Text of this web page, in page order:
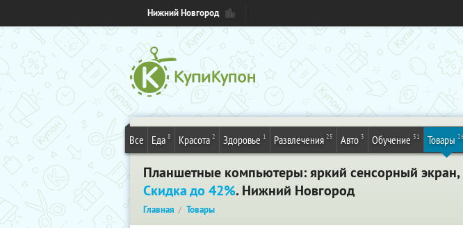
Нижний Новгород
Все Еда 8 Красота 2 Здоровье 1 Развлечения 25 Авто 3 Обучение 31 Товары 26
Планшетные компьютеры: яркий сенсорный
Скидка до 42%. Нижний Новгород
Главная Товары